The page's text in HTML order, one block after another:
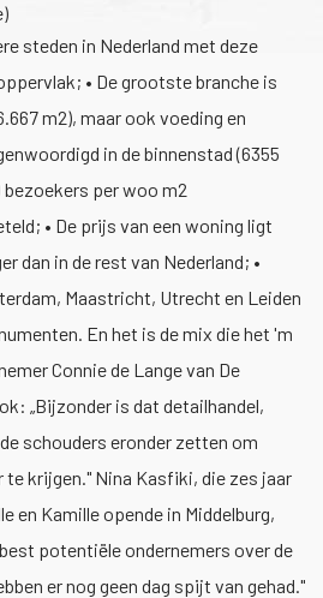
steden in Nederland met deze
• De grootste branche is
m2), maar ook voeding en
in de binnenstad (6355
bezoekers per woo m2
• De prijs van een woning ligt
dan in de rest van Nederland; •
Maastricht, Utrecht en Leiden
En het is de mix die het 'm
Connie de Lange van De
„Bijzonder is dat detailhandel,
schouders eronder zetten om
krijgen." Nina Kasfiki, die zes jaar
en Kamille opende in Middelburg,
potentiële ondernemers over de
er nog geen dag spijt van gehad."